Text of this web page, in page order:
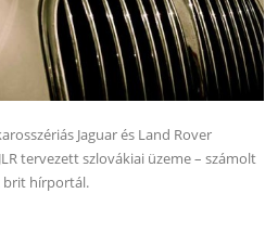
Jaguar és Land Rover
tervezett szlovákiai üzeme – számolt
brit hírportál.